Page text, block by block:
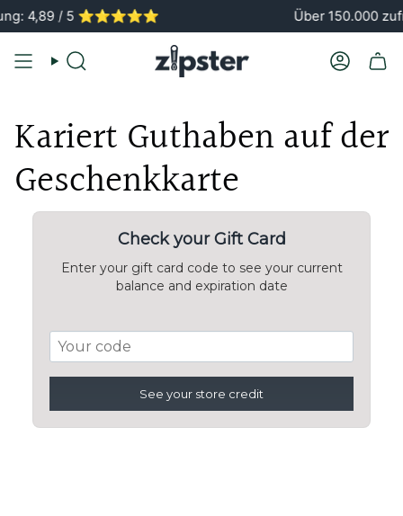
Inhalt4,89 / 5 ⭐️⭐️⭐️⭐️⭐️ Über 150.000
Suche Konto
Kariert Guthaben auf der
Geschenkkarte